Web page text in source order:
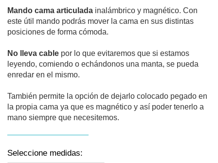
Mando cama articulada inalámbrico y magnético. Con
este útil mando podrás mover la cama en sus distintas
posiciones de forma cómoda.
No lleva cable por lo que evitaremos que si estamos
leyendo, comiendo o echándonos una manta, se pueda
enredar en el mismo.
También permite la opción de dejarlo colocado pegado en
la propia cama ya que es magnético y así poder tenerlo a
mano siempre que necesitemos.
Seleccione medidas: